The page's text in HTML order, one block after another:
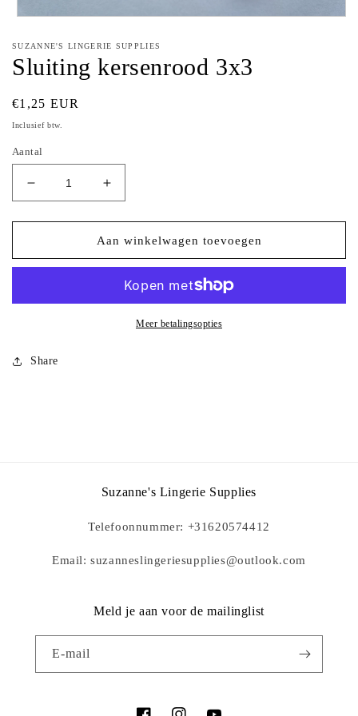
openen
in
modaal
SUZANNE'S LINGERIE SUPPLIES
Sluiting kersenrood 3x3
Normale
prijs
€1,25 EUR
Inclusief btw.
Aantal
Aantal
verlagen
voor
kersenrood
Aantal
verhogen
voor
Sluiting
kersenrood
Aan winkelwagen toevoegen
Meer betalingsopties
Share
Suzanne's Lingerie Supplies
Telefoonnummer: +31620574412
Email: suzanneslingeriesupplies@outlook.com
Meld je aan voor de mailinglist
E‑mail